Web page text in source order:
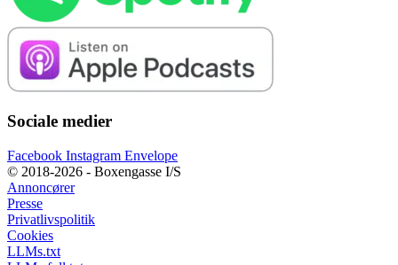
Sociale medier
Facebook Instagram Envelope
© 2018-2026 - Boxengasse I/S
Annoncører
Presse
Privatlivspolitik
Cookies
LLMs.txt